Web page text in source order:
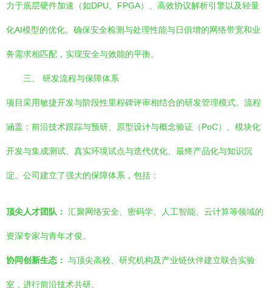
力于底层硬件加速（如DPU、FPGA）、高效协议解析引擎以及轻量
化AI模型的优化。确保安全检测与处理性能与日俱增的网络带宽和业
务需求相匹配，实现安全与效能的平衡。
三、 研发流程与保障体系
项目采用敏捷开发与阶段性里程碑评审相结合的研发管理模式。流程
涵盖：前沿技术跟踪与预研、原型设计与概念验证（PoC）、模块化
开发与集成测试、真实环境试点与迭代优化、最终产品化与知识沉
淀。公司建立了强大的保障体系，包括：
顶尖人才团队： 汇聚网络安全、密码学、人工智能、云计算等领域的
资深专家与青年才俊。
协同创新生态： 与顶尖高校、研究机构及产业链伙伴建立联合实验
室，进行前沿技术共研。